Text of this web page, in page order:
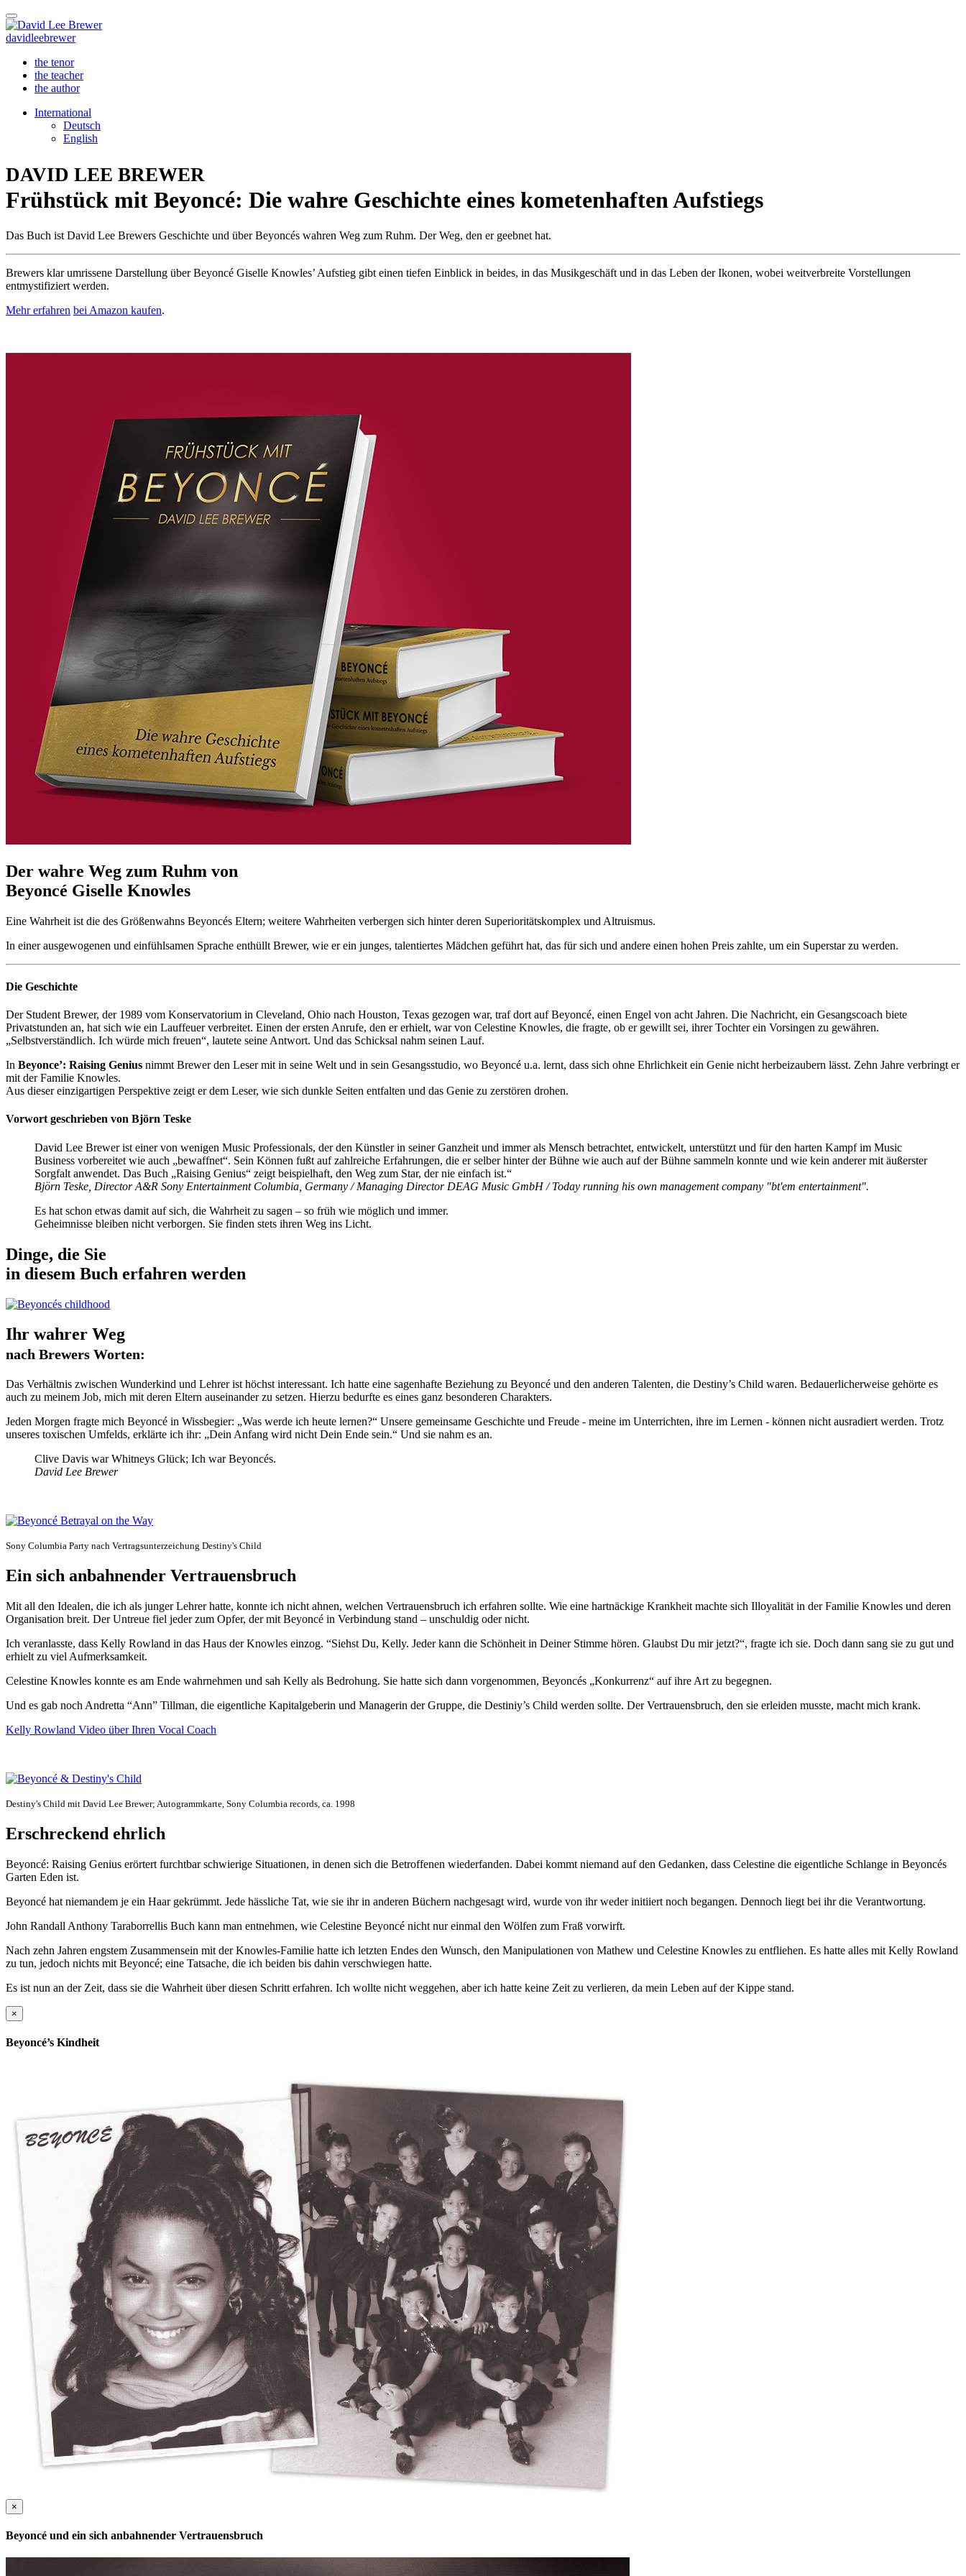
davidleebrewer
the tenor
the teacher
the author
International
Deutsch
English
DAVID LEE BREWER
Frühstück mit Beyoncé: Die wahre Geschichte eines kometenhaften Aufstiegs
Das Buch ist David Lee Brewers Geschichte und über Beyoncés wahren Weg zum Ruhm. Der Weg, den er geebnet hat.
Brewers klar umrissene Darstellung über Beyoncé Giselle Knowles’ Auf­stieg gibt einen tiefen Einblick in beides, in das Musikgeschäft und in das Leben der Ikonen, wobei weitverbreite Vorstellungen
entmystifiziert werden.
Mehr erfahren bei Amazon kaufen.
Der wahre Weg zum Ruhm von
Beyoncé Giselle Knowles
Eine Wahrheit ist die des Größenwahns Beyoncés Eltern; weitere Wahrheiten verbergen sich hinter deren Superioritätskomplex und Altruismus.
In einer ausgewogenen und einfühlsamen Sprache enthüllt Brewer, wie er ein junges, talentiertes Mädchen geführt hat, das für sich und andere einen hohen Preis zahlte, um ein Superstar zu werden.
Die Geschichte
Der Student Brewer, der 1989 vom Konservatorium in Cleveland, Ohio nach Houston, Texas gezogen war, traf dort auf Beyoncé, einen Engel von acht Jahren. Die Nachricht, ein Gesangscoach biete
Privatstunden an, hat sich wie ein Lauffeuer verbreitet. Einen der ersten Anrufe, den er erhielt, war von Celestine Knowles, die fragte, ob er gewillt sei, ihrer Tochter ein Vorsingen zu gewähren.
„Selbstverständlich. Ich würde mich freuen“, lautete seine Antwort. Und das Schicksal nahm seinen Lauf.
In Beyonce’: Raising Genius nimmt Brewer den Leser mit in seine Welt und in sein Gesangsstudio, wo Beyoncé u.a. lernt, dass sich ohne Ehrlichkeit ein Genie nicht herbeizaubern lässt. Zehn Jahre verbringt er
mit der Familie Knowles.
Aus dieser einzigartigen Perspektive zeigt er dem Leser, wie sich dunkle Seiten entfalten und das Genie zu zerstören drohen.
Vorwort geschrieben von Björn Teske
David Lee Brewer ist einer von wenigen Music Professionals, der den Künstler in seiner Ganzheit und immer als Mensch betrachtet, entwickelt, unterstützt und für den harten Kampf im Music
Business vorbereitet wie auch „bewaffnet“. Sein Können fußt auf zahlreiche Erfahrungen, die er selber hinter der Bühne wie auch auf der Bühne sammeln konnte und wie kein anderer mit äußerster
Sorgfalt anwendet. Das Buch „Raising Genius“ zeigt beispielhaft, den Weg zum Star, der nie einfach ist.“
Björn Teske, Director A&R Sony Entertainment Columbia, Germany / Managing Director DEAG Music GmbH / Today running his own management company "bt'em entertainment".
Es hat schon etwas damit auf sich, die Wahrheit zu sagen – so früh wie möglich und immer.
Geheimnisse bleiben nicht verborgen. Sie finden stets ihren Weg ins Licht.
Dinge, die Sie
in diesem Buch erfahren werden
Ihr wahrer Weg
nach Brewers Worten:
Das Verhältnis zwischen Wunderkind und Lehrer ist höchst interessant. Ich hatte eine sagenhafte Beziehung zu Beyoncé und den anderen Talenten, die Destiny’s Child waren. Bedauerlicherweise gehörte es
auch zu meinem Job, mich mit deren Eltern auseinander zu setzen. Hierzu bedurfte es eines ganz besonderen Charakters.
Jeden Morgen fragte mich Beyoncé in Wissbegier: „Was werde ich heute lernen?“ Unsere gemeinsame Geschichte und Freude - meine im Unterrichten, ihre im Lernen - können nicht ausradiert werden. Trotz
unseres toxischen Umfelds, erklärte ich ihr: „Dein Anfang wird nicht Dein Ende sein.“ Und sie nahm es an.
Clive Davis war Whitneys Glück; Ich war Beyoncés.
David Lee Brewer
Sony Columbia Party nach Vertragsunterzeichung Destiny's Child
Ein sich anbahnender Vertrauensbruch
Mit all den Idealen, die ich als junger Lehrer hatte, konnte ich nicht ahnen, welchen Vertrauensbruch ich erfahren sollte. Wie eine hartnäckige Krankheit machte sich Illoyalität in der Familie Knowles und deren
Organisation breit. Der Untreue fiel jeder zum Opfer, der mit Beyoncé in Verbindung stand – unschuldig oder nicht.
Ich veranlasste, dass Kelly Rowland in das Haus der Knowles einzog. “Siehst Du, Kelly. Jeder kann die Schönheit in Deiner Stimme hören. Glaubst Du mir jetzt?“, fragte ich sie. Doch dann sang sie zu gut und
erhielt zu viel Aufmerksamkeit.
Celestine Knowles konnte es am Ende wahrnehmen und sah Kelly als Bedrohung. Sie hatte sich dann vorgenommen, Beyoncés „Konkurrenz“ auf ihre Art zu begegnen.
Und es gab noch Andretta “Ann” Tillman, die eigentliche Kapitalgeberin und Managerin der Gruppe, die Destiniy’s Child werden sollte. Der Vertrauensbruch, den sie erleiden musste, macht mich krank.
Kelly Rowland Video über Ihren Vocal Coach
Destiny's Child mit David Lee Brewer; Autogrammkarte, Sony Columbia records, ca. 1998
Erschreckend ehrlich
Beyoncé: Raising Genius erörtert furchtbar schwierige Situationen, in denen sich die Betroffenen wiederfanden. Dabei kommt niemand auf den Gedanken, dass Celestine die eigentliche Schlange in Beyoncés
Garten Eden ist.
Beyoncé hat niemandem je ein Haar gekrümmt. Jede hässliche Tat, wie sie ihr in anderen Büchern nachgesagt wird, wurde von ihr weder initiiert noch begangen. Dennoch liegt bei ihr die Verantwortung.
John Randall Anthony Taraborrellis Buch kann man entnehmen, wie Celestine Beyoncé nicht nur einmal den Wölfen zum Fraß vorwirft.
Nach zehn Jahren engstem Zusammensein mit der Knowles-Familie hatte ich letzten Endes den Wunsch, den Manipulationen von Mathew und Celestine Knowles zu entfliehen. Es hatte alles mit Kelly Rowland
zu tun, jedoch nichts mit Beyoncé; eine Tatsache, die ich beiden bis dahin verschwiegen hatte.
Es ist nun an der Zeit, dass sie die Wahrheit über diesen Schritt erfahren. Ich wollte nicht weggehen, aber ich hatte keine Zeit zu verlieren, da mein Leben auf der Kippe stand.
×
Beyoncé’s Kindheit
×
Beyoncé und ein sich anbahnender Vertrauensbruch